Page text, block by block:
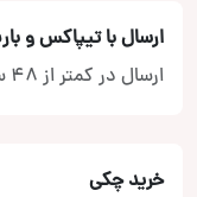
ارسال با تیپاکس و
ارسال در کمتر از 48 ساعت
خرید چکی